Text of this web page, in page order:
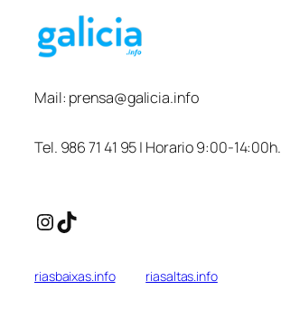
Mail: prensa@galicia.info
Tel. 986 71 41 95 | Horario 9:00-14:00h.
Instagram
TikTok
riasbaixas.info riasaltas.info